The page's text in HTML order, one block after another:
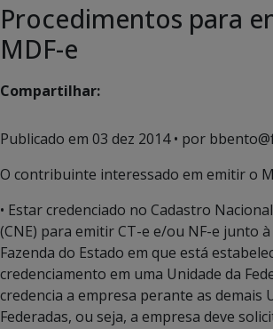
Procedimentos para
MDF-e
Compartilhar:
Publicado em 03 dez 2014• por
O contribuinte interessado em emitir o
• Estar credenciado no Cadastro
(CNE) para emitir CT-e e/ou NF-e junto
Fazenda do Estado em que está
credenciamento em uma Unidade da
credencia a empresa perante as demais
Federadas, ou seja, a empresa deve